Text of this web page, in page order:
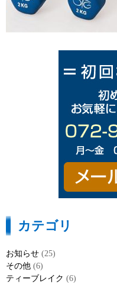
カテゴリ
お知らせ (25)
その他 (6)
ティーブレイク (6)